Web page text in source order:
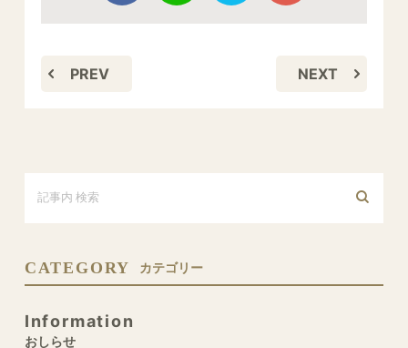
PREV NEXT
CATEGORY カテゴリー
Information
おしらせ